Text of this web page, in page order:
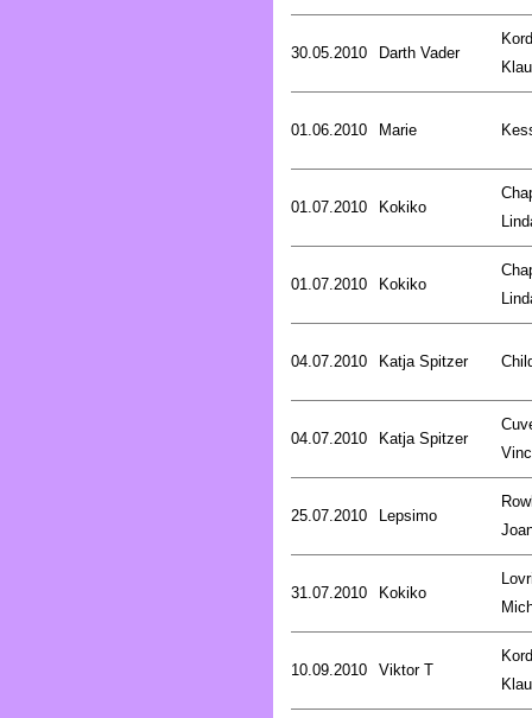
30.05.2010 Darth Vader
01.06.2010 Marie
01.07.2010 Kokiko
01.07.2010 Kokiko
04.07.2010 Katja Spitzer
04.07.2010 Katja Spitzer
25.07.2010 Lepsimo
31.07.2010 Kokiko
10.09.2010 Viktor T